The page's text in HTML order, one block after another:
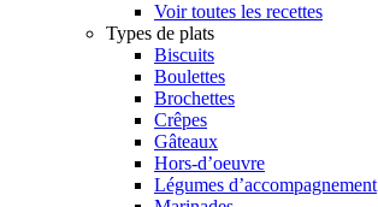
Voir toutes les recettes
Types de plats
Biscuits
Boulettes
Brochettes
Crêpes
Gâteaux
Hors-d’oeuvre
Légumes d’accompagnement